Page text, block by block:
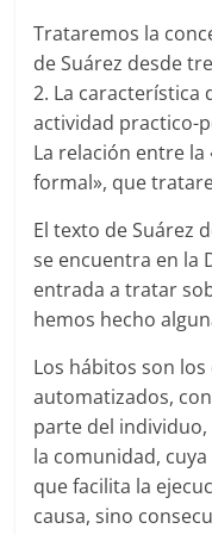
Trataremos la
de Suárez desde
2. La característica
actividad practico-
La relación entre la
formal», que
El texto de Suárez
se encuentra en la
entrada a tratar
hemos hecho
Los hábitos son
automatizados,
parte del
la comunidad,
que facilita la
causa, sino